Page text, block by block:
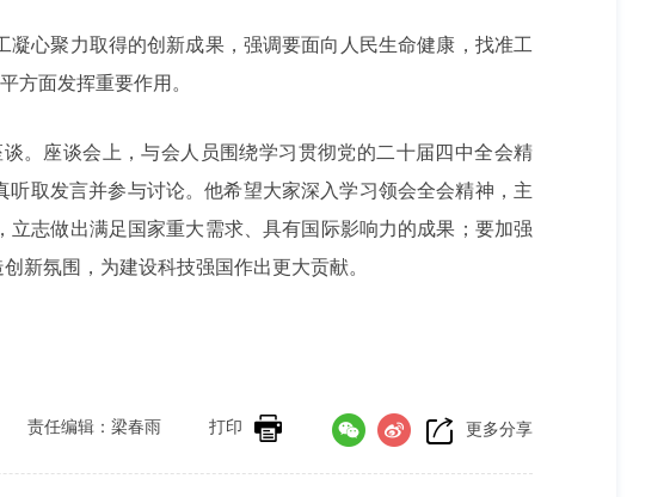
心聚力取得的创新成果，强调要面向人民生命健康，找准工
方面发挥重要作用。
。座谈会上，与会人员围绕学习贯彻党的二十届四中全会精
取发言并参与讨论。他希望大家深入学习领会全会精神，主
志做出满足国家重大需求、具有国际影响力的成果；要加强
新氛围，为建设科技强国作出更大贡献。
更多分享
打印
责任编辑：梁春雨